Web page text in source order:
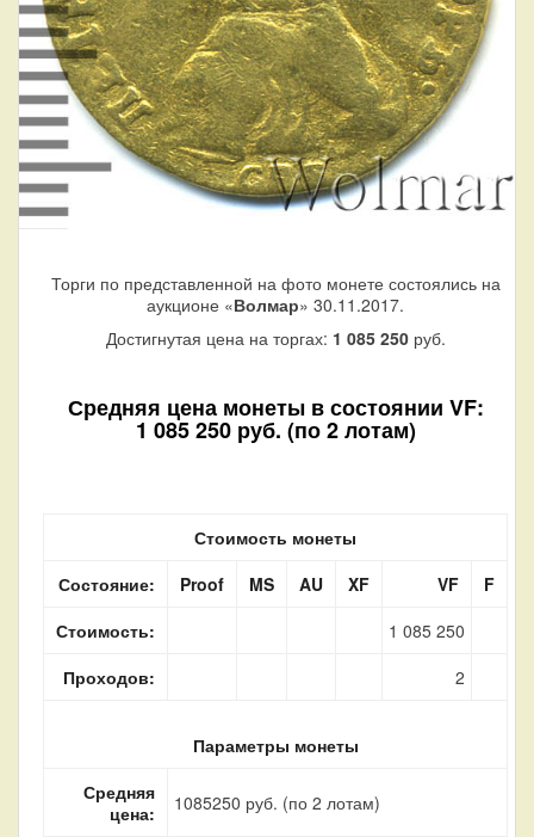
Торги по представленной на фото монете состоялись на
аукционе «Волмар» 30.11.2017.
Достигнутая цена на торгах: 1 085 250руб.
Средняя цена монеты в состоянии VF:
1 085 250 руб. (по 2 лотам)
Стоимость монеты
Состояние:
Proof MS AU XF VF
F
Стоимость:
1 085 250
Проходов:
2
Параметры монеты
Средняя
цена:
1085250 руб. (по 2 лотам)